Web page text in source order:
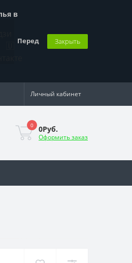
в
Перед Закрыть
Личный кабинет
0 0Руб.
Оформить заказ